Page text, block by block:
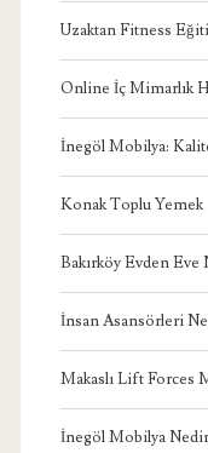
Uzaktan Fitness
Online İç Mimarlık
İnegöl Mobilya:
Konak Toplu Yemek
Bakırköy Evden Eve
İnsan Asansörleri
Makaslı Lift Forces
İnegöl Mobilya